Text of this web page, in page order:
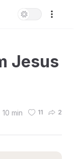
Jesus
10 min 11 2